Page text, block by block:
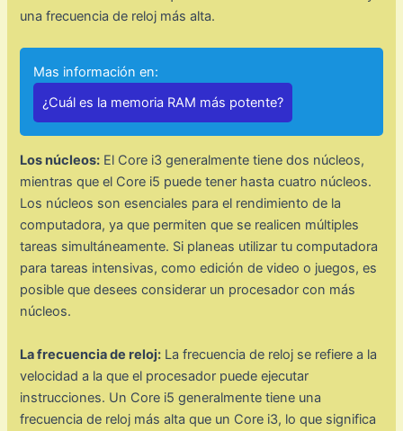
una frecuencia de reloj más alta.
Mas información en:
¿Cuál es la memoria RAM más potente?
Los núcleos: El Core i3 generalmente tiene dos núcleos,
mientras que el Core i5 puede tener hasta cuatro núcleos.
Los núcleos son esenciales para el rendimiento de la
computadora, ya que permiten que se realicen múltiples
tareas simultáneamente. Si planeas utilizar tu computadora
para tareas intensivas, como edición de video o juegos, es
posible que desees considerar un procesador con más
núcleos.
La frecuencia de reloj: La frecuencia de reloj se refiere a la
velocidad a la que el procesador puede ejecutar
instrucciones. Un Core i5 generalmente tiene una
frecuencia de reloj más alta que un Core i3, lo que significa